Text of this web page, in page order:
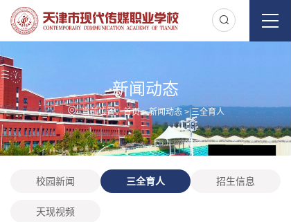
新闻动态
当前位置：首页 > 新闻动态 > 三全育人
校园新闻 三全育人 招生信息
天现视频